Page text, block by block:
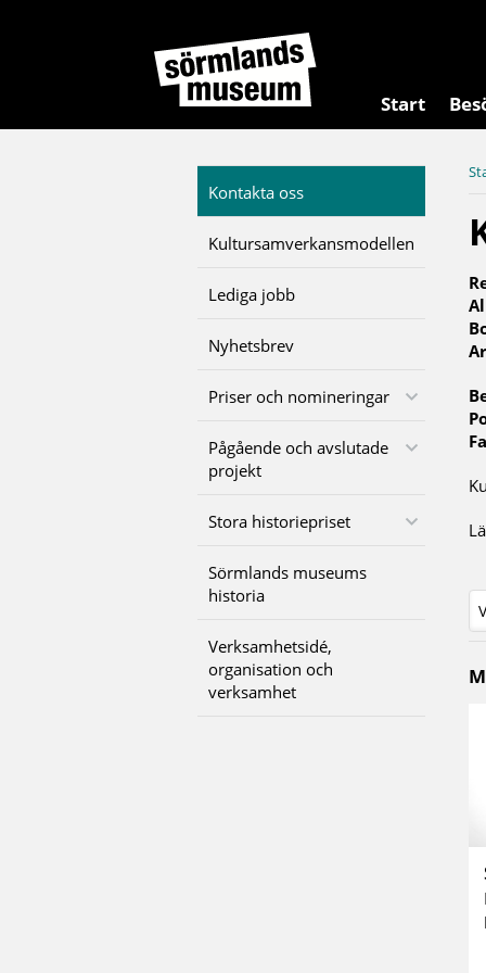
Start
Kontakta oss
Kultursamverkansmodellen
Lediga jobb
Nyhetsbrev
Priser och nomineringar
Pågående och avslutade
projekt
Stora historiepriset
Sörmlands museums
historia
Verksamhetsidé,
organisation och
verksamhet